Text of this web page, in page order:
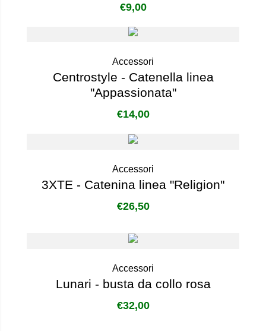
€9,00
Accessori
Centrostyle - Catenella linea
"Appassionata"
€14,00
Accessori
3XTE - Catenina linea "Religion"
€26,50
Accessori
Lunari - busta da collo rosa
€32,00